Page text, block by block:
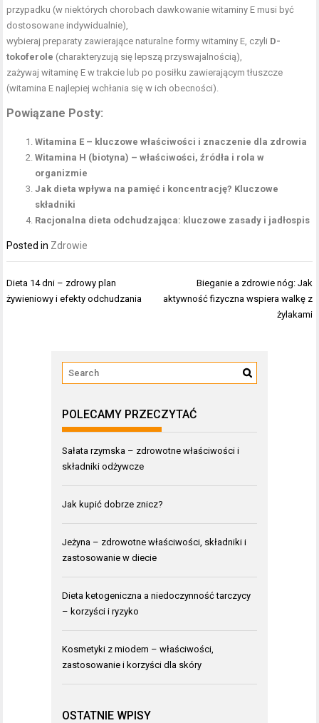
przypadku (w niektórych chorobach dawkowanie witaminy E musi być
dostosowane indywidualnie),
wybieraj preparaty zawierające naturalne formy witaminy E, czyli D-
tokoferole (charakteryzują się lepszą przyswajalnością),
zażywaj witaminę E w trakcie lub po posiłku zawierającym tłuszcze
(witamina E najlepiej wchłania się w ich obecności).
Powiązane Posty:
Witamina E – kluczowe właściwości i znaczenie dla zdrowia
Witamina H (biotyna) – właściwości, źródła i rola w
organizmie
Jak dieta wpływa na pamięć i koncentrację? Kluczowe
składniki
Racjonalna dieta odchudzająca: kluczowe zasady i jadłospis
Posted in Zdrowie
Nawigacja
wpisu
Dieta 14 dni – zdrowy plan
żywieniowy i efekty odchudzania
Bieganie a zdrowie nóg: Jak
aktywność fizyczna wspiera walkę z
żylakami
POLECAMY PRZECZYTAĆ
Sałata rzymska – zdrowotne właściwości i
składniki odżywcze
Jak kupić dobrze znicz?
Jeżyna – zdrowotne właściwości, składniki i
zastosowanie w diecie
Dieta ketogeniczna a niedoczynność tarczycy
– korzyści i ryzyko
Kosmetyki z miodem – właściwości,
zastosowanie i korzyści dla skóry
OSTATNIE WPISY